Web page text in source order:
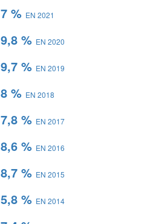
7 % EN 2021
9,8 % EN 2020
9,7 % EN 2019
8 % EN 2018
7,8 % EN 2017
8,6 % EN 2016
8,7 % EN 2015
5,8 % EN 2014